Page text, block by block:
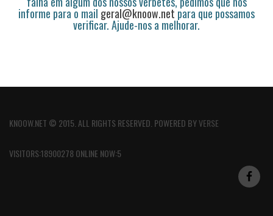
informe para o mail geral@knoow.netpara que possamos
verificar. Ajude-nos a melhorar.
KNOOW.NET © 2015. ALL RIGHTS RESERVED. POWERED BYVERSE
VISITORS:18900278 ONLINE NOW:5